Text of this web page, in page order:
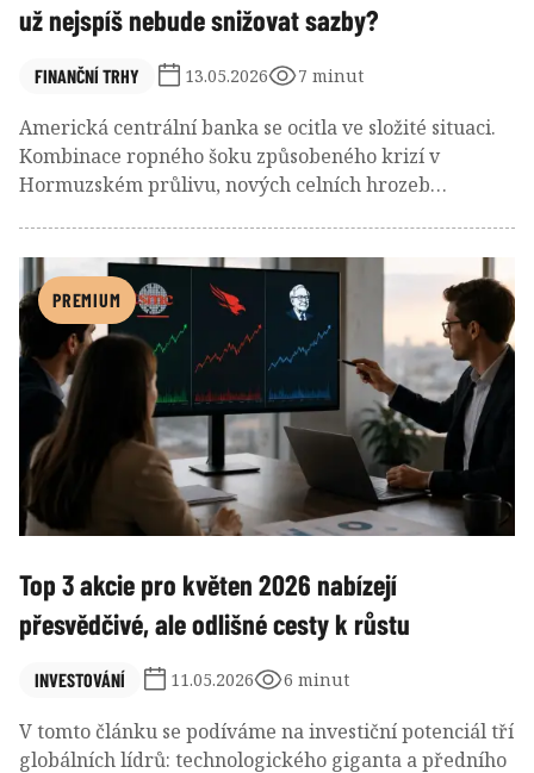
už nejspíš nebude snižovat sazby?
FINANČNÍ TRHY 13.05.2026 7 minut
Americká centrální banka se ocitla ve složité situaci.
Kombinace ropného šoku způsobeného krizí v
Hormuzském průlivu, nových celních hrozeb
Inflace v USA stále není pod kontrolou a Fed si při
význačně kladném růstu ekonomiky nemůže dovolit
rychlé uvolnění měnové politiky, na které naléhal
prezident Donald Trump. Pravděpodobně tak k jeho
nelibosti odloží dříve diskutované snižování
úrokových sazeb.
PREMIUM
Top 3 akcie pro květen 2026 nabízejí
přesvědčivé, ale odlišné cesty k růstu
INVESTOVÁNÍ 11.05.2026 6 minut
V tomto článku se podíváme na investiční potenciál tří
globálních lídrů: technologického giganta a předního